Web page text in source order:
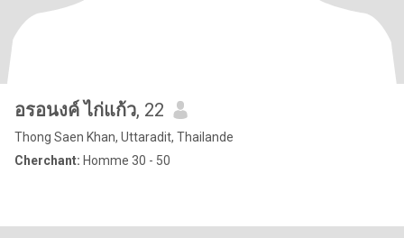
อรอนงค์ ไก่แก้ว, 22
Thong Saen Khan, Uttaradit, Thailande
Cherchant: Homme 30 - 50